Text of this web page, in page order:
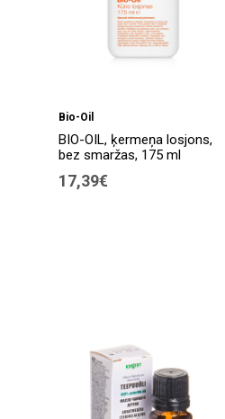
Bio-Oil
BIO-OIL, ķermeņa losjons,
bez smaržas, 175 ml
17,39€